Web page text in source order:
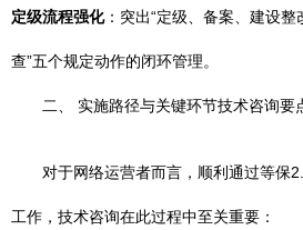
定级流程强化：突出“定级、备案、建设
查”五个规定动作的闭环管理。
二、 实施路径与关键环节技术咨询要
对于网络运营者而言，顺利通过等保
工作，技术咨询在此过程中至关重要：